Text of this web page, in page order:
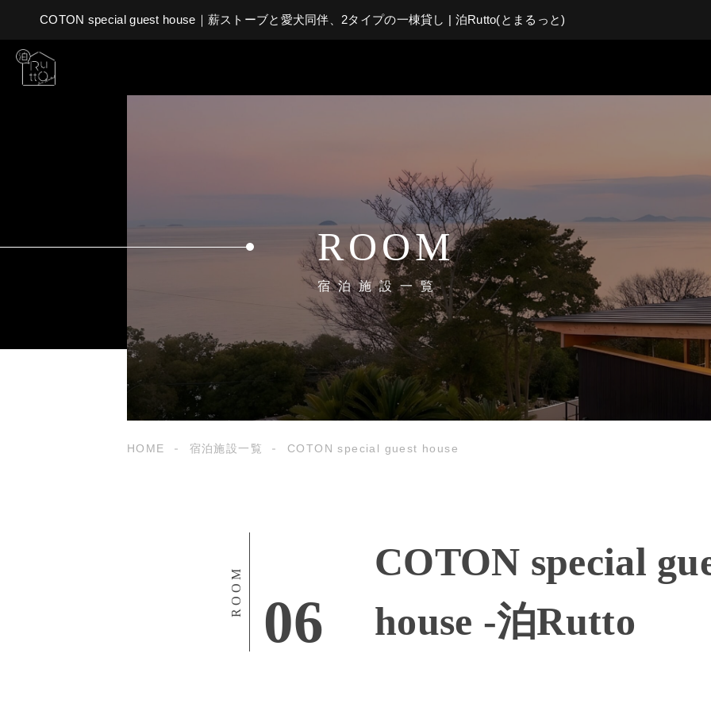
COTON special guest house｜薪ストーブと愛犬同伴、2タイプの一棟貸し | 泊Rutto(とまるっと)
ROOM
宿泊施設一覧
HOME 宿泊施設一覧 COTON special guest house
COTON special
house -泊Rutto